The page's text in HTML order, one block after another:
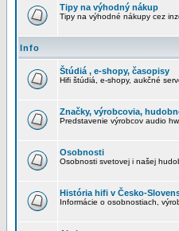
Tipy na výhodný nákup
Tipy na výhodné nákupy cez
Info
Štúdiá , e-shopy, časopisy
Hifi štúdiá, e-shopy, aukčné
Značky, výrobcovia,
Predstavenie výrobcov audio
Osobnosti
Osobnosti svetovej i našej
História hifi v Česko-
Informácie o osobnostiach,